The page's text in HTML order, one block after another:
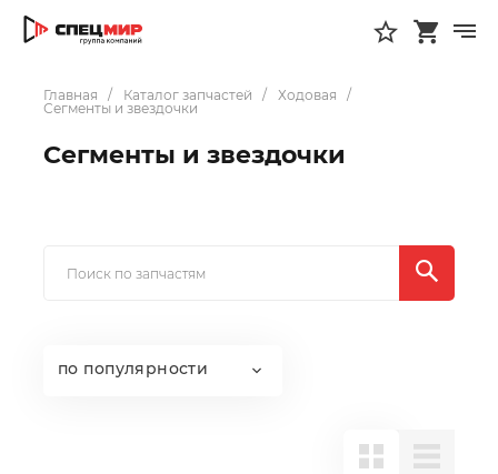
Главная Каталог запчастей
Ходовая
Сегменты и звездочки
Сегменты и звездочки
по популярности